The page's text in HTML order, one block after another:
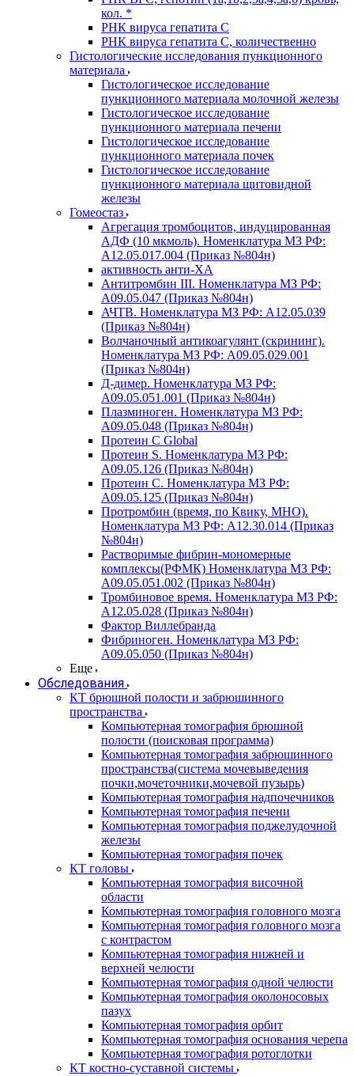
кол. *
РНК вируса гепатита C
РНК вируса гепатита C, количественно
Гистологические исследования пункционного
материала
Гистологическое исследование
пункционного материала молочной железы
Гистологическое исследование
пункционного материала печени
Гистологическое исследование
пункционного материала почек
Гистологическое исследование
пункционного материала щитовидной
железы
Гомеостаз
Агрегация тромбоцитов, индуцированная
АДФ (10 мкмоль). Номенклатура МЗ РФ:
A12.05.017.004 (Приказ №804н)
активность анти-ХА
Антитромбин III. Номенклатура МЗ РФ:
A09.05.047 (Приказ №804н)
АЧТВ. Номенклатура МЗ РФ: A12.05.039
(Приказ №804н)
Волчаночный антикоагулянт (скрининг).
Номенклатура МЗ РФ: A09.05.029.001
(Приказ №804н)
Д-димер. Номенклатура МЗ РФ:
A09.05.051.001 (Приказ №804н)
Плазминоген. Номенклатура МЗ РФ:
A09.05.048 (Приказ №804н)
Протеин C Global
Протеин S. Номенклатура МЗ РФ:
A09.05.126 (Приказ №804н)
Протеин С. Номенклатура МЗ РФ:
A09.05.125 (Приказ №804н)
Протромбин (время, по Квику, МНО).
Номенклатура МЗ РФ: A12.30.014 (Приказ
№804н)
Растворимые фибрин-мономерные
комплексы(РФМК) Номенклатура МЗ РФ:
A09.05.051.002 (Приказ №804н)
Тромбиновое время. Номенклатура МЗ РФ:
A12.05.028 (Приказ №804н)
Фактор Виллебранда
Фибриноген. Номенклатура МЗ РФ:
A09.05.050 (Приказ №804н)
Еще
Обследования
КТ брюшной полости и забрюшинного
пространства
Компьютерная томография брюшной
полости (поисковая программа)
Компьютерная томография забрюшинного
пространства(система мочевыведения
почки,мочеточники,мочевой пузырь)
Компьютерная томография надпочечников
Компьютерная томография печени
Компьютерная томография поджелудочной
железы
Компьютерная томография почек
КТ головы
Компьютерная томография височной
области
Компьютерная томография головного мозга
Компьютерная томография головного мозга
с контрастом
Компьютерная томография нижней и
верхней челюсти
Компьютерная томография одной челюсти
Компьютерная томография околоносовых
пазух
Компьютерная томография орбит
Компьютерная томография основания черепа
Компьютерная томография ротоглотки
КТ костно-суставной системы